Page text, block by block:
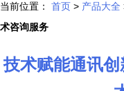
当前位置： 首页 > 产品大全
术咨询服务
技术赋能通讯